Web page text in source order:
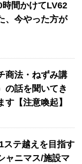
時間かけてLV62
、今やった方が
商法・ねずみ講
の話を聞いてき
【注意喚起】
ステ越えを目指す
ャニマス/施設マ